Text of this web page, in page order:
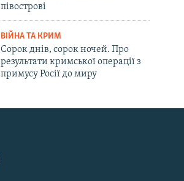
півострові
ВІЙНА ТА КРИМ
Сорок днів, сорок ночей. Про
результати кримської операції з
примусу Росії до миру